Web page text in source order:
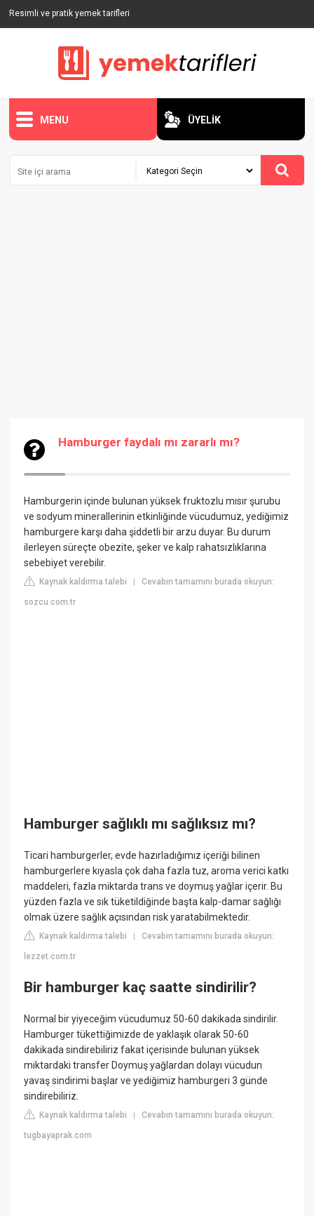
Resimli ve pratik yemek tarifleri
MENU ÜYELİK
Hamburger faydalı mı zararlı mı?
Hamburgerin içinde bulunan yüksek fruktozlu mısır şurubu
ve sodyum minerallerinin etkinliğinde vücudumuz, yediğimiz
hamburgere karşı daha şiddetli bir arzu duyar. Bu durum
ilerleyen süreçte obezite, şeker ve kalp rahatsızlıklarına
sebebiyet verebilir.
Kaynak kaldırma talebi |Cevabın tamamını burada okuyun:
sozcu.com.tr
Hamburger sağlıklı mı sağlıksız mı?
Ticari hamburgerler, evde hazırladığımız içeriği bilinen
hamburgerlere kıyasla çok daha fazla tuz, aroma verici katkı
maddeleri, fazla miktarda trans ve doymuş yağlar içerir. Bu
yüzden fazla ve sık tüketildiğinde başta kalp-damar sağlığı
olmak üzere sağlık açısından risk yaratabilmektedir.
Kaynak kaldırma talebi |Cevabın tamamını burada okuyun:
lezzet.com.tr
Bir hamburger kaç saatte sindirilir?
Normal bir yiyeceğim vücudumuz 50-60 dakikada sindirilir.
Hamburger tükettiğimizde de yaklaşık olarak 50-60
dakikada sindirebiliriz fakat içerisinde bulunan yüksek
miktardaki transfer Doymuş yağlardan dolayı vücudun
yavaş sindirimi başlar ve yediğimiz hamburgeri 3 günde
sindirebiliriz.
Kaynak kaldırma talebi |Cevabın tamamını burada okuyun:
tugbayaprak.com